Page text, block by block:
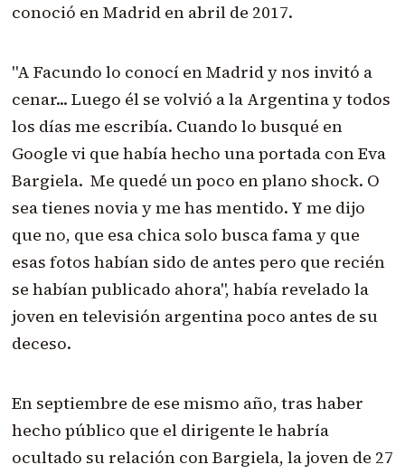
conoció en Madrid en abril de 2017.
"A Facundo lo conocí en Madrid y nos invitó a
cenar... Luego él se volvió a la Argentina y todos
los días me escribía. Cuando lo busqué en
Google vi que había hecho una portada con Eva
Bargiela. Me quedé un poco en plano shock. O
sea tienes novia y me has mentido. Y me dijo
que no, que esa chica solo busca fama y que
esas fotos habían sido de antes pero que recién
se habían publicado ahora", había revelado la
joven en televisión argentina poco antes de su
deceso.
En septiembre de ese mismo año, tras haber
hecho público que el dirigente le habría
ocultado su relación con Bargiela, la joven de 27